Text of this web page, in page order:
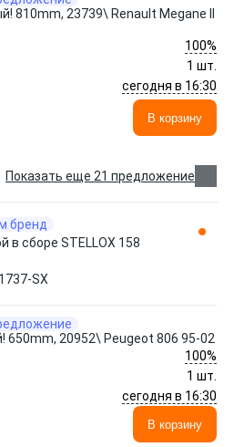
810mm, 23739\ Renault Megane II
100%
1 шт.
сегодня в 16:30
В корзину
Показать еще 21 предложение
бренд
в сборе STELLOX 158
SX
650mm, 20952\ Peugeot 806 95-02
100%
1 шт.
сегодня в 16:30
В корзину